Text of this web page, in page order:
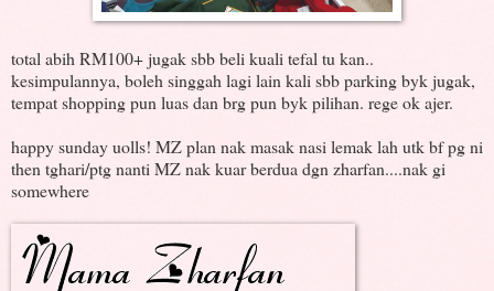
total abih RM100+ jugak sbb beli kuali tefal tu kan..
kesimpulannya, boleh singgah lagi lain kali sbb parking byk jugak,
tempat shopping pun luas dan brg pun byk pilihan. rege ok ajer.
happy sunday uolls! MZ plan nak masak nasi lemak lah utk bf pg ni
then tghari/ptg nanti MZ nak kuar berdua dgn zharfan....nak gi
somewhere